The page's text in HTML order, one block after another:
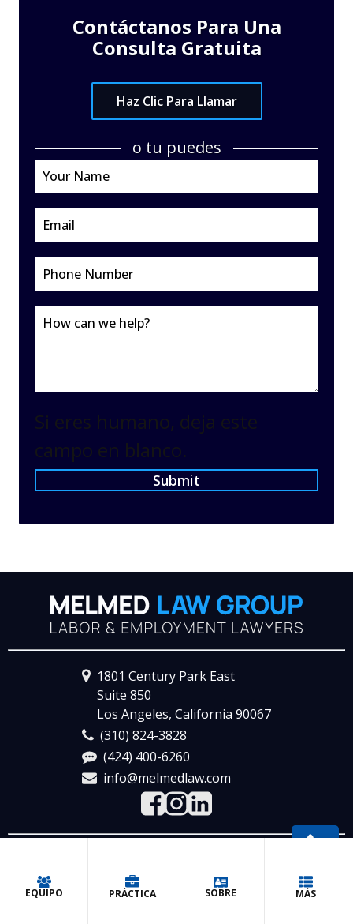
EQUIPO PRÁCTICA SOBRE MÁS
Contáctanos Para Una
Consulta Gratuita
Haz Clic Para Llamar
o tu puedes
Si eres humano, deja este
campo en blanco.
Submit
1801 Century Park East
Suite 850
Los Angeles, California 90067
(310) 824-3828
(424) 400-6260
info@melmedlaw.com